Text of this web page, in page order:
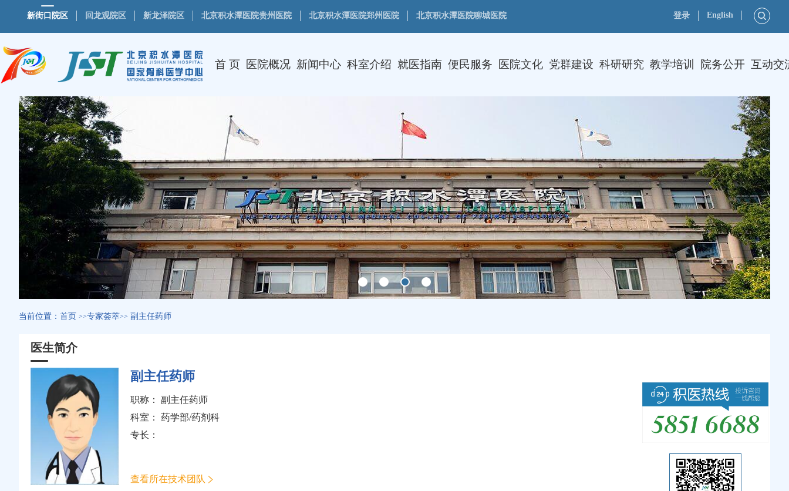
新街口院区 回龙观院区 新龙泽院区 北京积水潭医院贵州医院 北京积水潭医院郑州医院 北京积水潭医院聊城医院 登录 English
首 页 医院概况 新闻中心 科室介绍 就医指南 便民服务 医院文化 党群建设 科研研究 教学培训 院务公开 互动交
当前位置： 首页 >>专家荟萃>> 副主任药师
医生简介
副主任药师
职称： 副主任药师
科室： 药学部/药剂科
专长：
查看所在技术团队